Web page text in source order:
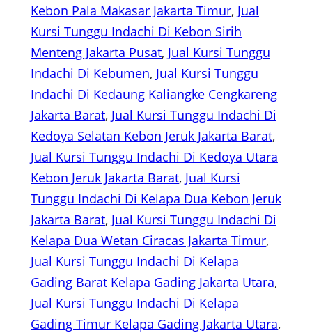
Kebon Pala Makasar Jakarta Timur, Jual
Kursi Tunggu Indachi Di Kebon Sirih
Menteng Jakarta Pusat, Jual Kursi Tunggu
Indachi Di Kebumen, Jual Kursi Tunggu
Indachi Di Kedaung Kaliangke Cengkareng
Jakarta Barat, Jual Kursi Tunggu Indachi Di
Kedoya Selatan Kebon Jeruk Jakarta Barat
Jual Kursi Tunggu Indachi Di Kedoya Utara
Kebon Jeruk Jakarta Barat, Jual Kursi
Tunggu Indachi Di Kelapa Dua Kebon Jeruk
Jakarta Barat, Jual Kursi Tunggu Indachi Di
Kelapa Dua Wetan Ciracas Jakarta Timur
Jual Kursi Tunggu Indachi Di Kelapa
Gading Barat Kelapa Gading Jakarta Utara
Jual Kursi Tunggu Indachi Di Kelapa
Gading Timur Kelapa Gading Jakarta Utara